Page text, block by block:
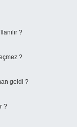
?
?
geldi ?
?